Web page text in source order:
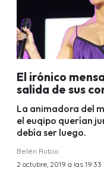
El irónico
salida de sus
La animadora del
el euqipo querían
debía ser luego.
Belén Rubio
2 octubre, 2019 a las 19:33